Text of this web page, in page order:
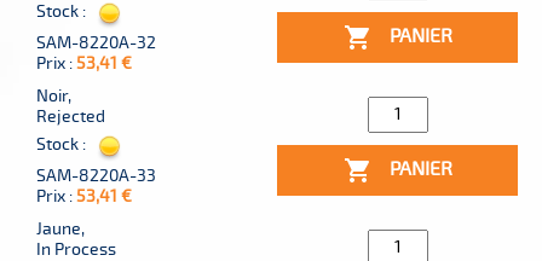
Stock :
SAM-8220A-32
Prix :53,41 €
 PANIER
Noir,
Rejected
Stock :
SAM-8220A-33
Prix :53,41 €
 PANIER
Jaune,
In Process